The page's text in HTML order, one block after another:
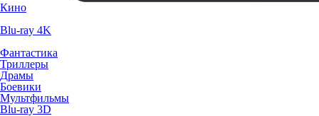
Кино
Blu-ray 4K
Фантастика
Триллеры
Драмы
Боевики
Мультфильмы
Blu-ray 3D